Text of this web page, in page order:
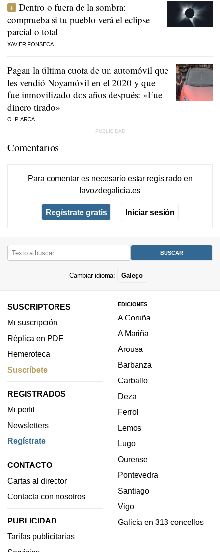
Dentro o fuera de la sombra:
comprueba si tu pueblo verá el eclipse
parcial o total
XAVIER FONSECA
Pagan la última cuota de un automóvil que
les vendió Noyamóvil en el 2020 y que
fue inmovilizado dos años después: «Fue
dinero tirado»
O. P. ARCA
Comentarios
Para comentar es necesario estar registradoen
lavozdegalicia.es
Regístrate gratis Iniciar sesión
Cambiar idioma: Galego
SUSCRIPTORES
Mi suscripción
Réplica en PDF
Hemeroteca
Suscríbete
REGISTRADOS
Mi perfil
Newsletters
Regístrate
CONTACTO
Cartas al director
Contacta con nosotros
PUBLICIDAD
Tarifas publicitarias
EDICIONES
A Coruña
A Mariña
Arousa
Barbanza
Carballo
Deza
Ferrol
Lemos
Lugo
Ourense
Pontevedra
Santiago
Vigo
Galicia en 313 concellos